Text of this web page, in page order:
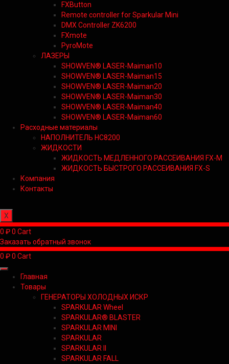
FXButton
Remote controller for Sparkular Mini
DMX Controller ZK6200
FXmote
PyroMote
ЛАЗЕРЫ
SHOWVEN® LASER-Maiman10
SHOWVEN® LASER-Maiman15
SHOWVEN® LASER-Maiman20
SHOWVEN® LASER-Maiman30
SHOWVEN® LASER-Maiman40
SHOWVEN® LASER-Maiman60
Расходные материалы
НАПОЛНИТЕЛЬ HC8200
ЖИДКОСТИ
ЖИДКОСТЬ МЕДЛЕННОГО РАССЕИВАНИЯ FX-M
ЖИДКОСТЬ БЫСТРОГО РАССЕИВАНИЯ FX-S
Компания
Контакты
X
0 ₽0 Cart
Заказать обратный звонок
0 ₽0 Cart
Главная
Товары
ГЕНЕРАТОРЫ ХОЛОДНЫХ ИСКР
SPARKULAR Wheel
SPARKULAR® BLASTER
SPARKULAR MINI
SPARKULAR
SPARKULAR II
SPARKULAR FALL